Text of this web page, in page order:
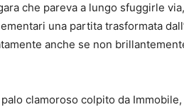
che pareva a lungo sfuggirle
una partita trasformata
anche se non
clamoroso colpito da Immobile,